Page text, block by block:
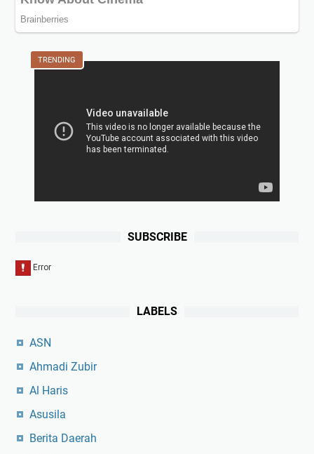
TRENDING
SUBSCRIBE
LABELS
ASN
Ahmadi Zubir
Al Haris
Asusila
Berita Daerah